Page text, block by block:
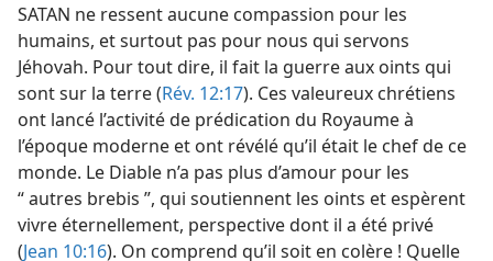
SATAN ne ressent aucune compassion pour les
humains, et surtout pas pour nous qui servons
Jéhovah. Pour tout dire, il fait la guerre aux oints qui
sont sur la terre (Rév. 12:17). Ces valeureux chrétiens
ont lancé l’activité de prédication du Royaume à
l’époque moderne et ont révélé qu’il était le chef de ce
monde. Le Diable n’a pas plus d’amour pour les
“ autres brebis ”, qui soutiennent les oints et espèrent
vivre éternellement, perspective dont il a été privé
(Jean 10:16). On comprend qu’il soit en colère ! Quelle